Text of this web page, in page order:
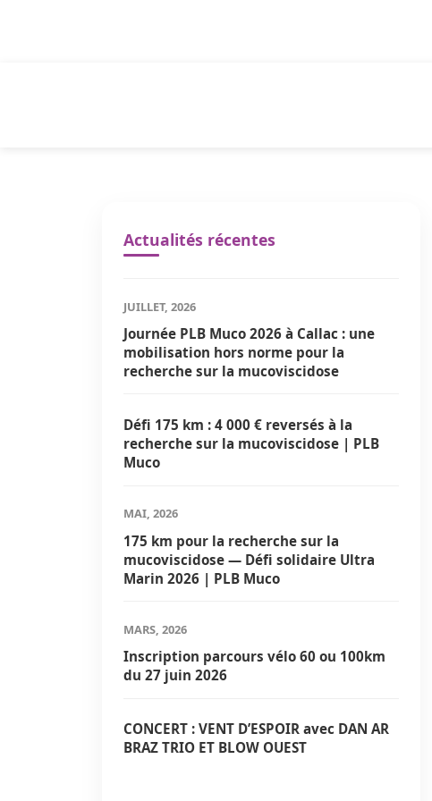
Actualités récentes
JUILLET, 2026
Journée PLB Muco 2026 à Callac : une
mobilisation hors norme pour la
recherche sur la mucoviscidose
Défi 175 km : 4 000 € reversés à la
recherche sur la mucoviscidose | PLB
Muco
MAI, 2026
175 km pour la recherche sur la
mucoviscidose — Défi solidaire Ultra
Marin 2026 | PLB Muco
MARS, 2026
Inscription parcours vélo 60 ou 100km
du 27 juin 2026
CONCERT : VENT D’ESPOIR avec DAN AR
BRAZ TRIO ET BLOW OUEST